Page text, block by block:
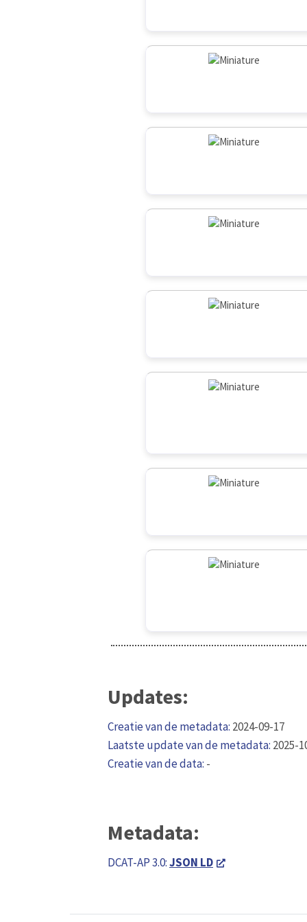
Updates:
Creatie van de metadata: 2024-09-17
Laatste update van de metadata: 2025-
Creatie van de data: -
Metadata:
DCAT-AP 3.0:JSON LD